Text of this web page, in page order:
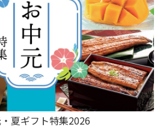
夏ギフト特集2026